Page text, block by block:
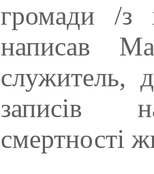
громади /з
написав
служитель,
записів
смертності